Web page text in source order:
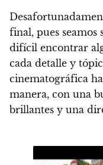
final, pues seamos
difícil encontrar
cada detalle y
cinematográfica
manera, con una
brillantes y una